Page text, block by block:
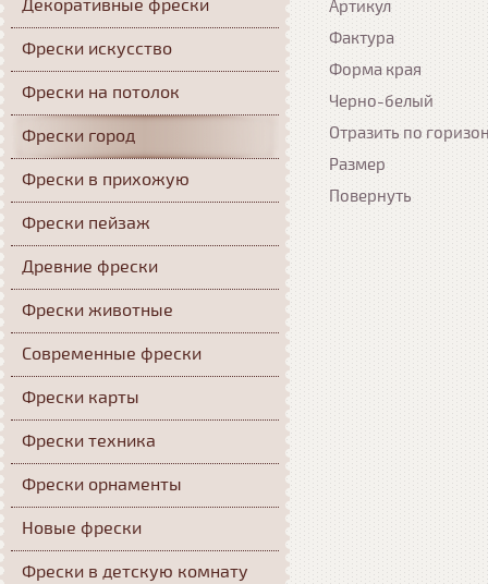
Артикул
Фактура
Форма края
Черно-белый
Отразить по
Размер
Повернуть
Декоративные фрески
Фрески искусство
Фрески на потолок
Фрески город
Фрески в прихожую
Фрески пейзаж
Древние фрески
Фрески животные
Современные фрески
Фрески карты
Фрески техника
Фрески орнаменты
Новые фрески
Фрески в детскую комнату